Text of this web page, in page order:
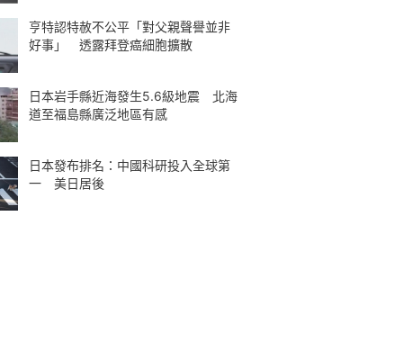
亨特認特赦不公平「對父親聲譽並非
好事」 透露拜登癌細胞擴散
日本岩手縣近海發生5.6級地震 北海
道至福島縣廣泛地區有感
日本發布排名：中國科研投入全球第
一 美日居後